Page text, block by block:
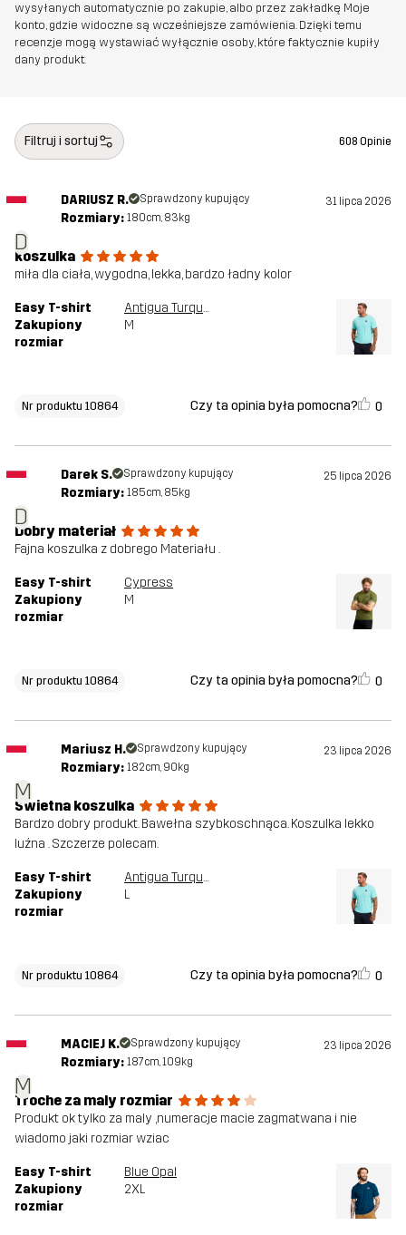
Stworzone do NA CO DZIEŃ
wysyłanych automatycznie po zakupie, albo przez zakładkę Moje
konto, gdzie widoczne są wcześniejsze zamówienia. Dzięki temu
recenzje mogą wystawiać wyłącznie osoby, które faktycznie kupiły
dany produkt.
Filtruj i sortuj 608 Opinie
D
DARIUSZ R. Sprawdzony kupujący 31 lipca 2026
Rozmiary: 180cm, 83kg
koszulka
miła dla ciała, wygodna, lekka, bardzo ładny kolor
Easy T-shirt
Antigua Turquoise
Zakupiony
rozmiar
M
Nr produktu 10864 Czy ta opinia była pomocna? 0
D
Darek S. Sprawdzony kupujący 25 lipca 2026
Rozmiary: 185cm, 85kg
Dobry materiał
Fajna koszulka z dobrego Materiału .
Easy T-shirt
Cypress
Zakupiony
rozmiar
M
Nr produktu 10864 Czy ta opinia była pomocna? 0
M
Mariusz H. Sprawdzony kupujący 23 lipca 2026
Rozmiary: 182cm, 90kg
Świetna koszulka
Bardzo dobry produkt. Bawełna szybkoschnąca. Koszulka lekko
luźna . Szczerze polecam.
Easy T-shirt
Antigua Turquoise
Zakupiony
rozmiar
L
Nr produktu 10864 Czy ta opinia była pomocna? 0
M
MACIEJ K. Sprawdzony kupujący 23 lipca 2026
Rozmiary: 187cm, 109kg
Troche za maly rozmiar
Produkt ok tylko za maly ,numeracje macie zagmatwana i nie
wiadomo jaki rozmiar wziac
Easy T-shirt
Blue Opal
Zakupiony
rozmiar
2XL